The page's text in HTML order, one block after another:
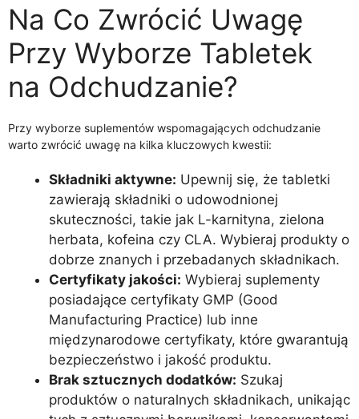
Na Co Zwrócić Uwagę
Przy Wyborze Tabletek
na Odchudzanie?
Przy wyborze suplementów wspomagających odchudzanie
warto zwrócić uwagę na kilka kluczowych kwestii:
Składniki aktywne: Upewnij się, że tabletki
zawierają składniki o udowodnionej
skuteczności, takie jak L-karnityna, zielona
herbata, kofeina czy CLA. Wybieraj produkty o
dobrze znanych i przebadanych składnikach.
Certyfikaty jakości: Wybieraj suplementy
posiadające certyfikaty GMP (Good
Manufacturing Practice) lub inne
międzynarodowe certyfikaty, które gwarantują
bezpieczeństwo i jakość produktu.
Brak sztucznych dodatków: Szukaj
produktów o naturalnych składnikach, unikając